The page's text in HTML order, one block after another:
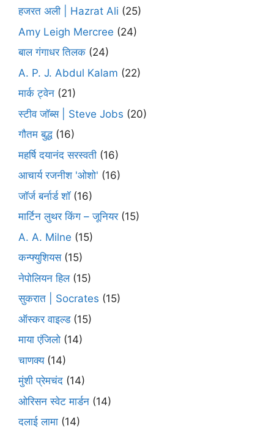
हजरत अली | Hazrat Ali (25)
Amy Leigh Mercree (24)
बाल गंगाधर तिलक (24)
A. P. J. Abdul Kalam (22)
मार्क ट्वेन (21)
स्टीव जॉब्स | Steve Jobs (20)
गौतम बुद्ध (16)
महर्षि दयानंद सरस्वती (16)
आचार्य रजनीश 'ओशो' (16)
जॉर्ज बर्नार्ड शॉ(16)
मार्टिन लुथर किंग – जूनियर(15)
A. A. Milne (15)
कन्फ्युशियस(15)
नेपोलियन हिल(15)
सुकरात | Socrates (15)
ऑस्कर वाइल्ड(15)
माया एंजिलो (14)
चाणक्य(14)
मुंशी प्रेमचंद (14)
ओरिसन स्‍वेट मार्डन (14)
दलाई लामा (14)